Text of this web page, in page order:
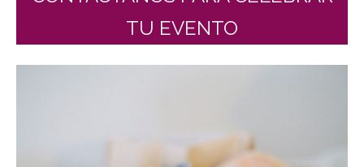
TU EVENTO